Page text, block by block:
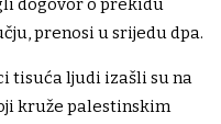
dogovor o prekidu
prenosi u srijedu dpa.
tisuća ljudi izašli su na
kruže palestinskim